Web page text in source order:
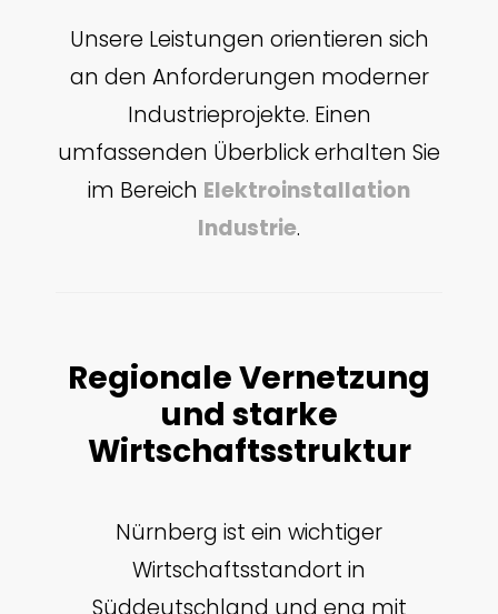
Unsere Leistungen orientieren sich
an den Anforderungen moderner
Industrieprojekte. Einen
umfassenden Überblick erhalten Sie
im Bereich Elektroinstallation
Industrie.
Regionale Vernetzung
und starke
Wirtschaftsstruktur
Nürnberg ist ein wichtiger
Wirtschaftsstandort in
Süddeutschland und eng mit